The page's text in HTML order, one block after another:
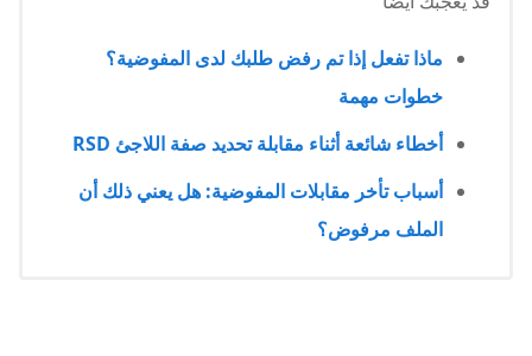
ماذا تفعل إذا تم رفض طلبك لدى المفوضية؟
خطوات مهمة
أخطاء شائعة أثناء مقابلة تحديد صفة اللاجئ RSD
أسباب تأخر مقابلات المفوضية: هل يعني ذلك أن
الملف مرفوض؟